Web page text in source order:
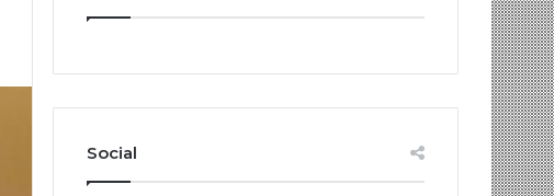
Social